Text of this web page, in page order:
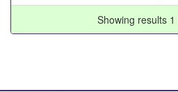
Showing results 1